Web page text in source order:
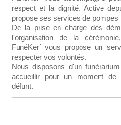
respect et la dignité. Active
propose ses services de pompes
De la prise en charge des
l'organisation de la
FunéKerf vous propose un
respecter vos volontés.
Nous disposons d'un
accueillir pour un moment de
défunt.